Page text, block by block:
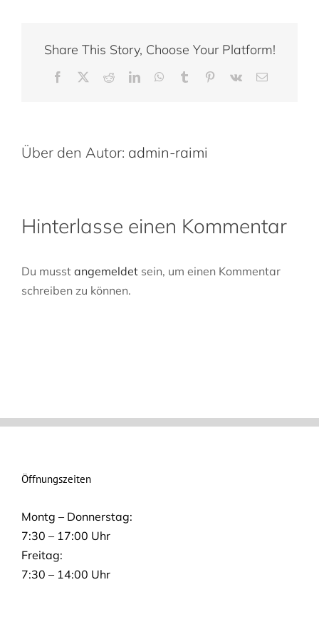
Share This Story, Choose Your Platform!
Facebook RedditLinkedInWhatsApp
Tumblr Pinterest
Vk
E-
Über den Autor: admin-raimi
Hinterlasse einen Kommentar
Du musst angemeldet sein, um einen Kommentar
schreiben zu können.
Öffnungszeiten
Montg – Donnerstag:
7:30 – 17:00 Uhr
Freitag:
7:30 – 14:00 Uhr